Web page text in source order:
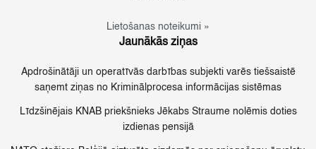
Lietošanas noteikumi »
Jaunākās ziņas
Apdrošinātāji un operatīvās darbības subjekti varēs tiešsaistē
saņemt ziņas no Kriminālprocesa informācijas sistēmas
Līdzšinējais KNAB priekšnieks Jēkabs Straume nolēmis doties
izdienas pensijā